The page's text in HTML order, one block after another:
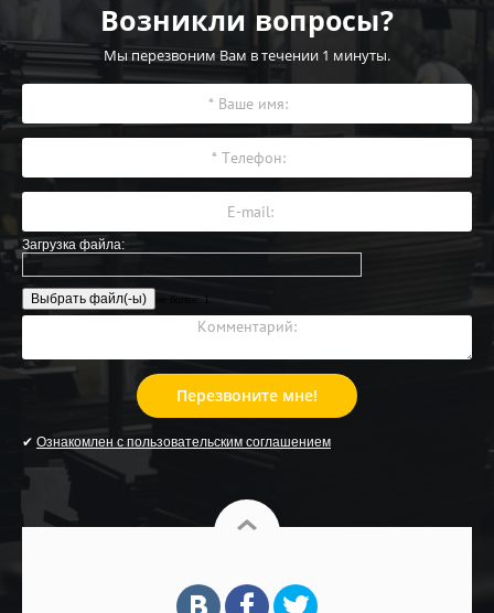
Возникли вопросы?
Мы перезвоним Вам в течении 1 минуты.
Загрузка файла:
не более: 1
Перезвоните мне!
✔ Ознакомлен с пользовательским соглашением